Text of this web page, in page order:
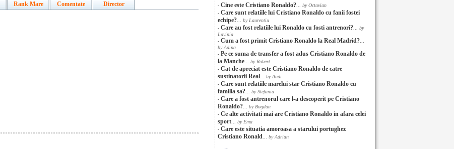
- Cine este Cristiano Ronaldo?
by Octavian
- Care sunt relatiile lui Cristiano Ronaldo cu fanii fostei
echipe?
by Laurentiu
- Care au fost relatiile lui Ronaldo cu fosti antrenori?
by
Lavinia
- Cum a fost primit Cristiano Ronaldo la Real Madrid?
by Adina
- Pe ce suma de transfer a fost adus Cristiano Ronaldo de
la Manche
by Robert
- Cat de apreciat este Cristiano Ronaldo de catre
sustinatorii Real
by Andi
- Care sunt relatiile marelui star Cristiano Ronaldo cu
familia sa?
by Stefania
- Care a fost antrenorul care l-a descoperit pe Cristiano
Ronaldo?
by Bogdan
- Ce alte activitati mai are Cristiano Ronaldo in afara celei
sport
by Ema
- Care este situatia amoroasa a starului portughez
Cristiano Ronald
by Adrian
Rank Mare Comentate Director